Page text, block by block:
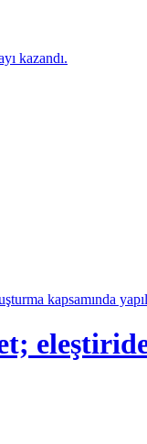
kazandı.
kapsamında